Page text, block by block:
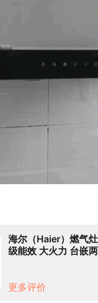
海尔（Haier）燃气
级能效 大火力 台嵌
更多评价